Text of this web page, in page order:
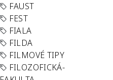
FAUST
FEST
FIALA
FILDA
FILMOVÉ TIPY
FILOZOFICKÁ-